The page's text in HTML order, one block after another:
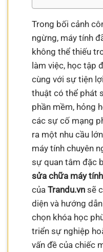
Trong bối cảnh
ngừng, máy tính
không thể thiếu
làm việc, học tập
cùng với sự tiện
thuật có thể phát
phần mềm, hỏng
các sự cố mạng
ra một nhu cầu
máy tính chuyên
sự quan tâm đặc
sửa chữa máy
củaTrandu.vn sẽ
diện và hướng
chọn khóa học
triển sự nghiệp
vấn đề của chiếc